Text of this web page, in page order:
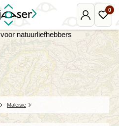
Mijn
Djoser
0
Maleisië